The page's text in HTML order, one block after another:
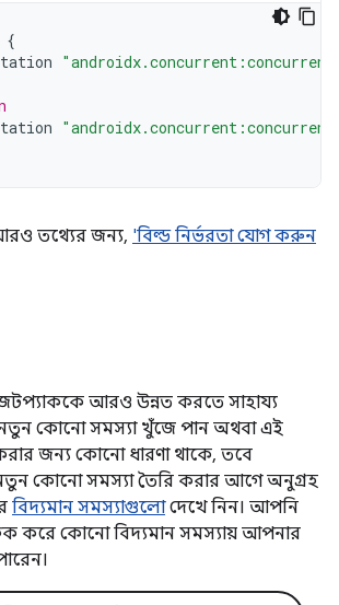
{
তথ্যের জন্য, 'বিল্ড নির্ভরতা যোগ করুন
আরও উন্নত করতে সাহায্য
কোনো সমস্যা খুঁজে পান অথবা এই
করার জন্য কোনো ধারণা থাকে, তবে
কোনো সমস্যা তৈরি করার আগে অনুগ্রহ
বিদ্যমান সমস্যাগুলোদেখে নিন। আপনি
করে কোনো বিদ্যমান সমস্যায় আপনার